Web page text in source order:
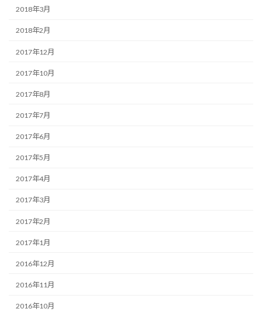
2018年3月
2018年2月
2017年12月
2017年10月
2017年8月
2017年7月
2017年6月
2017年5月
2017年4月
2017年3月
2017年2月
2017年1月
2016年12月
2016年11月
2016年10月